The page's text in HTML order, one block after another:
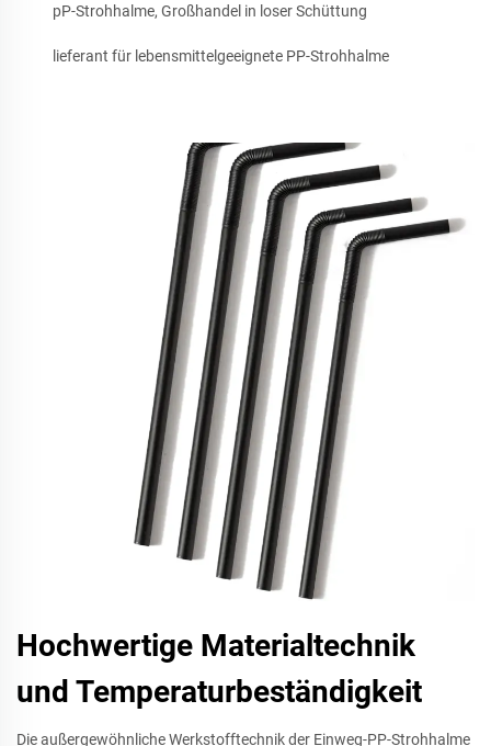
pP-Strohhalme, Großhandel in loser Schüttung
lieferant für lebensmittelgeeignete PP-Strohhalme
Hochwertige Materialtechnik
und Temperaturbeständigkeit
Die außergewöhnliche Werkstofftechnik der Einweg-PP-Strohhalme